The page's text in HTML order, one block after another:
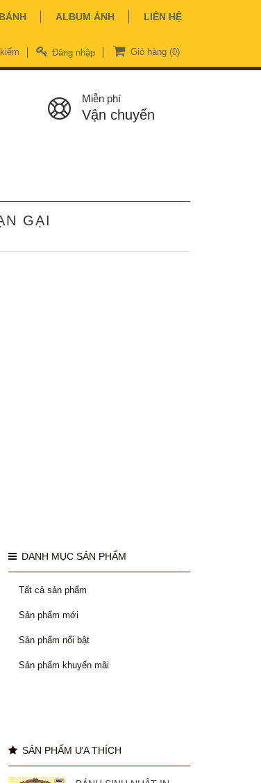
ALBUM ẢNH LIÊN HỆ
Giỏ hàng (0)
Đăng nhập
Miễn phí
Vận chuyển
GẠI
DANH MỤC SẢN PHẨM
Tất cả sản phẩm
Sản phẩm mới
Sản phẩm nổi bật
Sản phẩm khuyến mãi
SẢN PHẨM ƯA THÍCH